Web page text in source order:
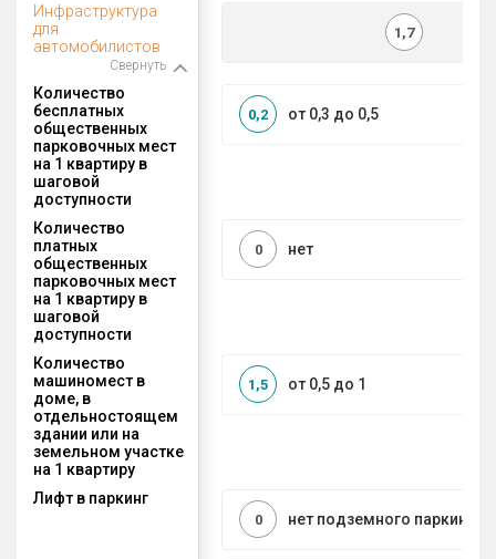
Инфраструктура
для
автомобилистов
Свернуть
1,7
Количество
бесплатных
общественных
парковочных мест
на 1 квартиру в
шаговой
доступности
от 0,3 до 0,5
0,2
Количество
платных
общественных
парковочных мест
на 1 квартиру в
шаговой
доступности
нет
0
Количество
машиномест в
доме, в
отдельностоящем
здании или на
земельном участке
на 1 квартиру
от 0,5 до 1
1,5
Лифт в паркинг
нет подземного паркинга
0